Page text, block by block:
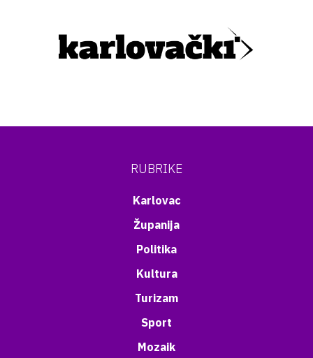
RUBRIKE
Karlovac
Županija
Politika
Kultura
Turizam
Sport
Mozaik